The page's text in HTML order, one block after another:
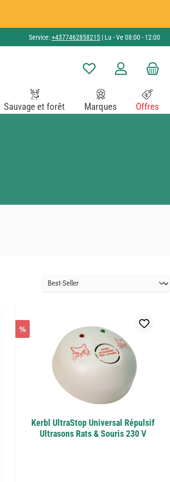
Service:+4377462858215 | Lu - Ve 08:00 - 12:00
Vous avez 0 articles dans
Sauvage et forêt Marques Offres
%
Kerbl UltraStop Universal Répulsif
Ultrasons Rats & Souris 230 V